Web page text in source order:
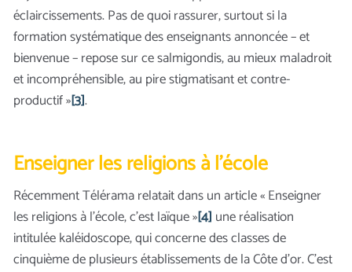
éclaircissements. Pas de quoi rassurer, surtout si la
formation systématique des enseignants annoncée – et
bienvenue – repose sur ce salmigondis, au mieux maladroit
et incompréhensible, au pire stigmatisant et contre-
productif »[3].
Enseigner les religions à l’école
Récemment Télérama relatait dans un article « Enseigner
les religions à l’école, c’est laïque »[4] une réalisation
intitulée kaléidoscope, qui concerne des classes de
cinquième de plusieurs établissements de la Côte d’or. C’est